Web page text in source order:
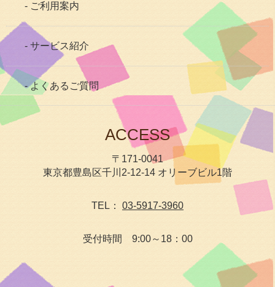
- ご利用案内
- サービス紹介
- よくあるご質問
ACCESS
〒171-0041
東京都豊島区千川2-12-14 オリーブビル1階
TEL： 03-5917-3960
受付時間 9:00～18：00